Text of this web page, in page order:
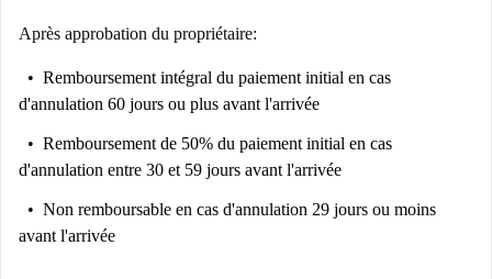
Après approbation du propriétaire:
Remboursement intégral du paiement initial en cas
d'annulation 60 jours ou plus avant l'arrivée
Remboursement de 50% du paiement initial en cas
d'annulation entre 30 et 59 jours avant l'arrivée
Non remboursable en cas d'annulation 29 jours ou moins
avant l'arrivée